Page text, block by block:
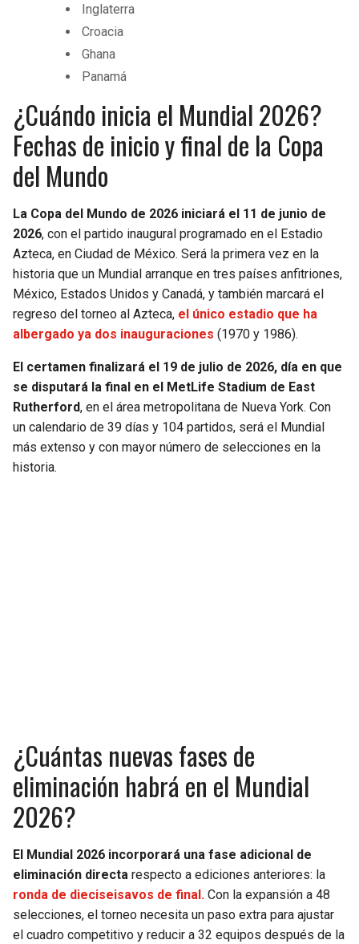
Inglaterra
Croacia
Ghana
Panamá
¿Cuándo inicia el Mundial 2026?
Fechas de inicio y final de la Copa
del Mundo
La Copa del Mundo de 2026 iniciará el 11 de junio de
2026, con el partido inaugural programado en el Estadio
Azteca, en Ciudad de México. Será la primera vez en la
historia que un Mundial arranque en tres países anfitriones,
México, Estados Unidos y Canadá, y también marcará el
regreso del torneo al Azteca, el único estadio que ha
albergado ya dos inauguraciones (1970 y 1986).
El certamen finalizará el 19 de julio de 2026, día en que
se disputará la final en el MetLife Stadium de East
Rutherford, en el área metropolitana de Nueva York. Con
un calendario de 39 días y 104 partidos, será el Mundial
más extenso y con mayor número de selecciones en la
historia.
¿Cuántas nuevas fases de
eliminación habrá en el Mundial
2026?
El Mundial 2026 incorporará una fase adicional de
eliminación directa respecto a ediciones anteriores: la
ronda de dieciseisavos de final. Con la expansión a 48
selecciones, el torneo necesita un paso extra para ajustar
el cuadro competitivo y reducir a 32 equipos después de la